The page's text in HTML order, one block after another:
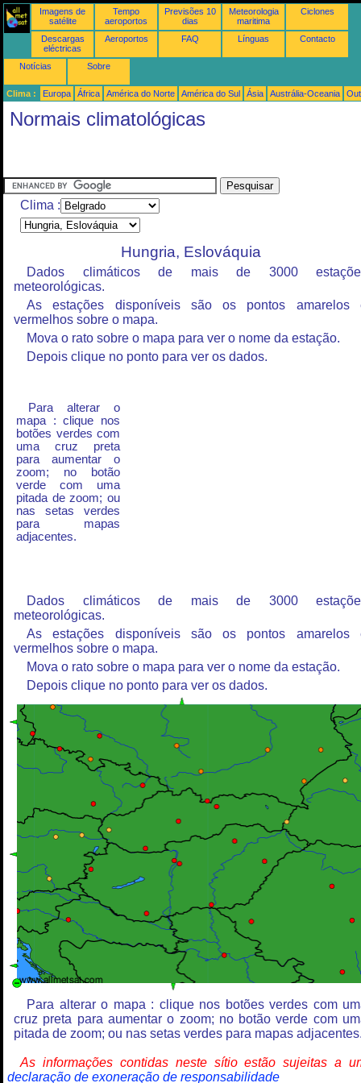
Imagens de
satélite
Tempo
aeroportos
Previsões 10
dias
Meteorologia
maritima
Ciclones
Descargas
eléctricas
Aeroportos FAQ Línguas Contacto
Notícias Sobre
Clima : Europa África América do Norte América do Sul Ásia Austrália-Oceania
Normais climatológicas
Clima :
Hungria, Eslováquia
Dados climáticos de mais de 3000
meteorológicas.
As estações disponíveis são os pontos amarelos
vermelhos sobre o mapa.
Mova o rato sobre o mapa para ver o nome da estação.
Depois clique no ponto para ver os dados.
Para alterar o
mapa : clique nos
botões verdes com
uma cruz preta
para aumentar o
zoom; no botão
verde com uma
pitada de zoom; ou
nas setas verdes
para mapas
adjacentes.
Dados climáticos de mais de 3000
meteorológicas.
As estações disponíveis são os pontos amarelos
vermelhos sobre o mapa.
Mova o rato sobre o mapa para ver o nome da estação.
Depois clique no ponto para ver os dados.
Para alterar o mapa : clique nos botões verdes com
cruz preta para aumentar o zoom; no botão verde com
pitada de zoom; ou nas setas verdes para mapas
As informações contidas neste sítio estão sujeitas a
declaração de exoneração de responsabilidade